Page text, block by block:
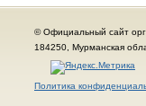
© Официальный сайт
184250, Мурманская
Политика